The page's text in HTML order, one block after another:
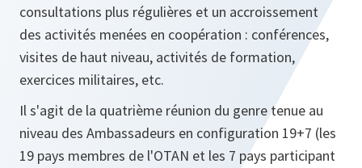
consultations plus régulières et un accroissement
des activités menées en coopération : conférences,
visites de haut niveau, activités de formation,
exercices militaires, etc.
Il s'agit de la quatrième réunion du genre tenue au
niveau des Ambassadeurs en configuration 19+7 (les
19 pays membres de l'OTAN et les 7 pays participant